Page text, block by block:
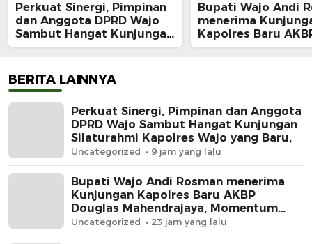
Perkuat Sinergi, Pimpinan
dan Anggota DPRD Wajo
Sambut Hangat Kunjungan
Silaturahmi Kapolres Wajo
Bupati Wajo Andi
menerima
Kapolres Baru
Douglas
BERITA LAINNYA
Perkuat Sinergi, Pimpinan dan Anggota
DPRD Wajo Sambut Hangat Kunjungan
Silaturahmi Kapolres Wajo yang Baru,
Uncategorized 9 jam yang lalu
Bupati Wajo Andi Rosman menerima
Kunjungan Kapolres Baru AKBP
Douglas Mahendrajaya, Momentum
Memperkuat Sinergi
Uncategorized 23 jam yang lalu